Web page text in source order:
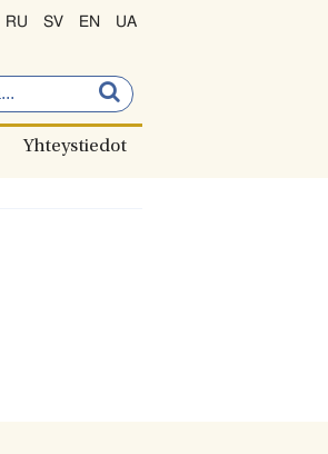
RU SV EN UA
Yhteystiedot